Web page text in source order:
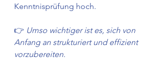
Kenntnisprüfung hoch.
👉 Umso wichtiger ist es, sich von
Anfang an strukturiert und effizient
vorzubereiten.